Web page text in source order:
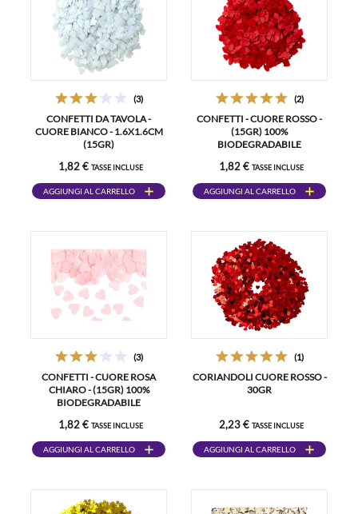
(3)
CONFETTI DA TAVOLA -
CUORE BIANCO - 1.6X1.6CM
(15GR)
1,82 € TASSE INCLUSE
AGGIUNGI AL CARRELLO
(2)
CONFETTI - CUORE ROSSO -
(15GR) 100%
BIODEGRADABILE
1,82 € TASSE INCLUSE
AGGIUNGI AL CARRELLO
(3)
CONFETTI - CUORE ROSA
CHIARO - (15GR) 100%
BIODEGRADABILE
1,82 € TASSE INCLUSE
AGGIUNGI AL CARRELLO
(1)
CORIANDOLI CUORE ROSSO -
30GR
2,23 € TASSE INCLUSE
AGGIUNGI AL CARRELLO